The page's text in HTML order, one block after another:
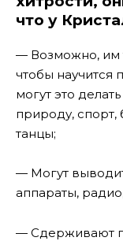
что у
— Возможно, им
чтобы научится
могут это
природу, спорт,
танцы;
— Могут
аппараты,
— Сдерживают